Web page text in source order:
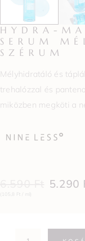
HYDRA-
SERUM
SZÉRUM
Mélyhidratáló és
trehalózzal és
miközben megköti a
5.290
(105,8 Ft / ml)